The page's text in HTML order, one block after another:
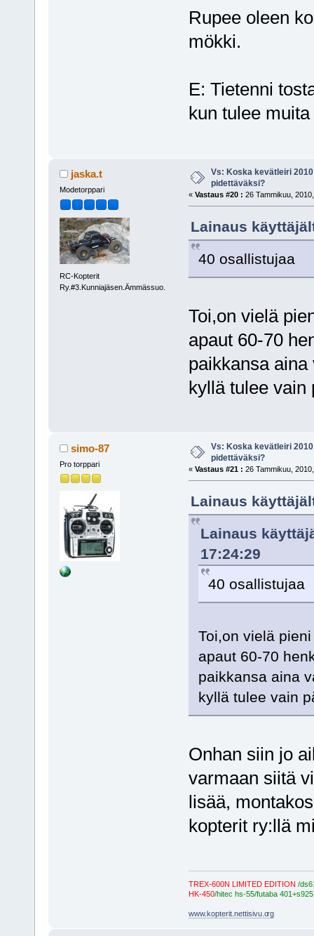
Rupee oleen
mökki.
E: Tietenni
kun tulee
jaska.t
Modetorppari
RC-Kopterit
Ry.#3.Kunniajäsen.Ämmässuo.
Vs: Koska kevätleiri
pidettäväksi?
« Vastaus #20 : 26 Tammikuu,
Lainaus
40 osallistujaa
Toi,on vielä
apaut 60-70
paikkansa
kyllä tulee
simo-87
Pro torppari
Vs: Koska kevätleiri
pidettäväksi?
« Vastaus #21 : 26 Tammikuu,
Lainaus
Lainaus
17:24:29
40 osallistujaa
Toi,on vielä
apaut 60-70
paikkansa aina
kyllä tulee vain
Onhan siin jo
varmaan siitä
lisää,
kopterit ry:llä
TREX-600N LIMITED EDITION /
HK-450/hitec hs-55/futaba
www.kopterit.nettisivu.org